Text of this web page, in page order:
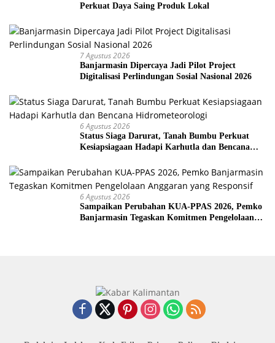
Perkuat Daya Saing Produk Lokal
7 Agustus 2026
Banjarmasin Dipercaya Jadi Pilot Project
Digitalisasi Perlindungan Sosial Nasional 2026
6 Agustus 2026
Status Siaga Darurat, Tanah Bumbu Perkuat
Kesiapsiagaan Hadapi Karhutla dan Bencana
6 Agustus 2026
Sampaikan Perubahan KUA-PPAS 2026, Pemko
Banjarmasin Tegaskan Komitmen Pengelolaan